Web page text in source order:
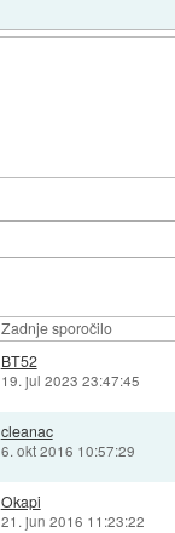
Zadnje sporočilo
BT52
19. jul 2023 23:47:45
cleanac
6. okt 2016 10:57:29
Okapi
21. jun 2016 11:23:22